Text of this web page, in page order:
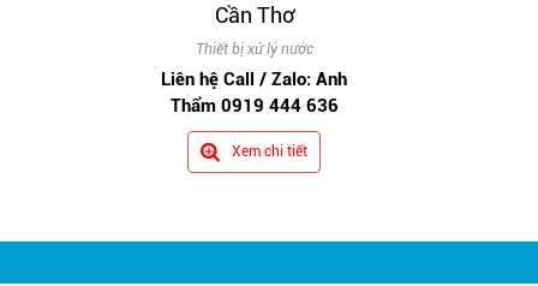
Cần Thơ
Thiết bị xử lý nước
Liên hệ Call / Zalo: Anh
Thẩm 0919 444 636
Xem chi tiết